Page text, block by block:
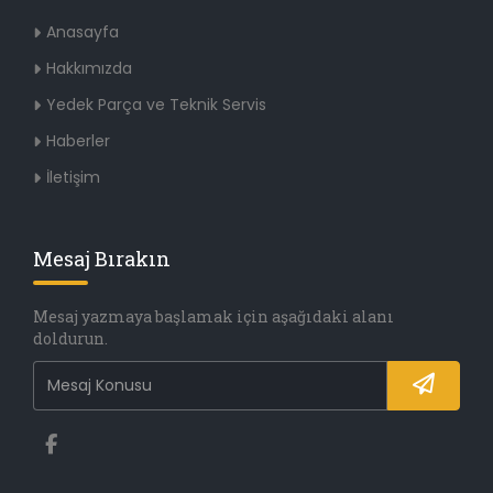
Anasayfa
Hakkımızda
Yedek Parça ve Teknik Servis
Haberler
İletişim
Mesaj Bırakın
Mesaj yazmaya başlamak için aşağıdaki alanı
doldurun.